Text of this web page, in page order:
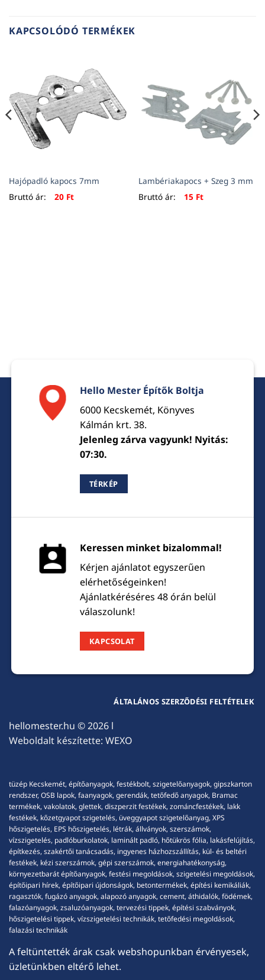
KAPCSOLÓDÓ TERMÉKEK
Hajópadló kapocs 7mm
Bruttó ár:
20 Ft
Lambériakapocs + Szeg 3 mm
Bruttó ár:
15 Ft
Hello Mester Építők Boltja
6000 Kecskemét, Könyves
Kálmán krt. 38.
Jelenleg zárva vagyunk! Nyitás:
07:30.
TÉRKÉP
Keressen minket bizalommal!
Kérjen ajánlatot egyszerűen
elérhetőségeinken!
Ajánlatkéréséres 48 órán belül
válaszolunk!
KAPCSOLAT
hellomester.hu © 2026 l
Weboldalt készítette: WEXO
ÁLTALÁNOS SZERZŐDÉSI FELTÉTELEK
tüzép Kecskemét, építőanyagok, festékbolt, szigetelőanyagok, gipszkarton
rendszer, OSB lapok, faanyagok, gerendák, tetőfedő anyagok, Bramac
termékek, vakolatok, glettek, diszperzit festékek, zománcfestékek, lakk
festékek, kőzetgyapot szigetelés, üveggyapot szigetelőanyag, XPS
hőszigetelés, EPS hőszigetelés, létrák, állványok, szerszámok,
vízszigetelés, padlóburkolatok, laminált padló, hőtükrös fólia, lakásfelújítás,
építkezés, szakértői tanácsadás, ingyenes házhozszállítás, kül- és beltéri
festékek, kézi szerszámok, gépi szerszámok, energiahatékonyság,
környezetbarát építőanyagok, festési megoldások, szigetelési megoldások,
építőipari hírek, építőipari újdonságok, betontermékek, építési kemikáliák,
ragasztók, fugázó anyagok, alapozó anyagok, cement, áthidalók, födémek,
falazóanyagok, zsaluzóanyagok, tervezési tippek, építési szabványok,
hőszigetelési tippek, vízszigetelési technikák, tetőfedési megoldások,
falazási technikák
A feltüntették árak csak webshopunkban érvényesek,
üzletünkben eltérő lehet.